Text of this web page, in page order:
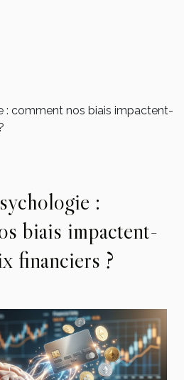
: comment nos biais impactent-
:
biais impactent-
financiers ?